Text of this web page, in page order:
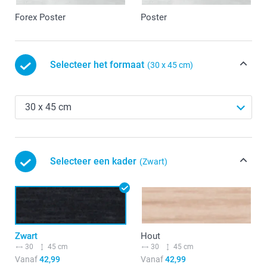
Forex Poster Poster
Selecteer het formaat (30 x 45 cm)
Selecteer een kader (Zwart)
Zwart
30 45 cm
Vanaf42,99
Hout
30 45 cm
Vanaf42,99